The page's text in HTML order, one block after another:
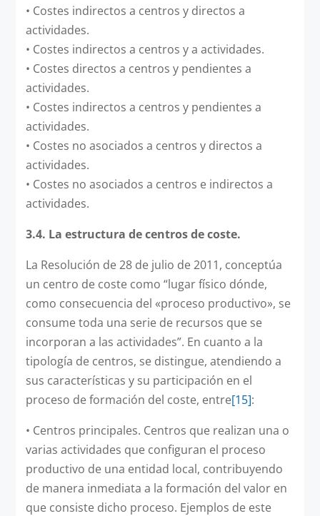
• Costes indirectos a centros y directos a
actividades.
• Costes indirectos a centros y a actividades.
• Costes directos a centros y pendientes a
actividades.
• Costes indirectos a centros y pendientes a
actividades.
• Costes no asociados a centros y directos a
actividades.
• Costes no asociados a centros e indirectos a
actividades.
3.4. La estructura de centros de coste.
La Resolución de 28 de julio de 2011, conceptúa
un centro de coste como “lugar físico dónde,
como consecuencia del «proceso productivo», se
consume toda una serie de recursos que se
incorporan a las actividades”. En cuanto a la
tipología de centros, se distingue, atendiendo a
sus características y su participación en el
proceso de formación del coste, entre[15]:
• Centros principales. Centros que realizan una o
varias actividades que configuran el proceso
productivo de una entidad local, contribuyendo
de manera inmediata a la formación del valor en
que consiste dicho proceso. Ejemplos de este